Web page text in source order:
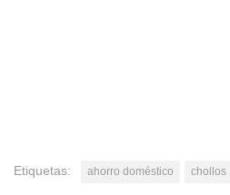
Etiquetas: ahorro doméstico chollos